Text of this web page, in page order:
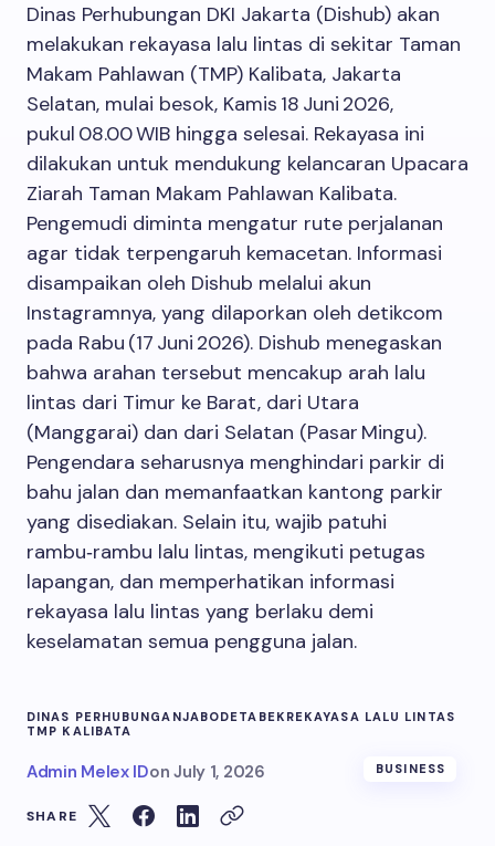
Dinas Perhubungan DKI Jakarta (Dishub) akan
melakukan rekayasa lalu lintas di sekitar Taman
Makam Pahlawan (TMP) Kalibata, Jakarta
Selatan, mulai besok, Kamis 18 Juni 2026,
pukul 08.00 WIB hingga selesai. Rekayasa ini
dilakukan untuk mendukung kelancaran Upacara
Ziarah Taman Makam Pahlawan Kalibata.
Pengemudi diminta mengatur rute perjalanan
agar tidak terpengaruh kemacetan. Informasi
disampaikan oleh Dishub melalui akun
Instagramnya, yang dilaporkan oleh detikcom
pada Rabu (17 Juni 2026). Dishub menegaskan
bahwa arahan tersebut mencakup arah lalu
lintas dari Timur ke Barat, dari Utara
(Manggarai) dan dari Selatan (Pasar Mingu).
Pengendara seharusnya menghindari parkir di
bahu jalan dan memanfaatkan kantong parkir
yang disediakan. Selain itu, wajib patuhi
rambu‑rambu lalu lintas, mengikuti petugas
lapangan, dan memperhatikan informasi
rekayasa lalu lintas yang berlaku demi
keselamatan semua pengguna jalan.
DINAS PERHUBUNGANJABODETABEK REKAYASA LALU LINTAS
TMP KALIBATA
Admin Melex IDon July 1, 2026 BUSINESS
SHARE